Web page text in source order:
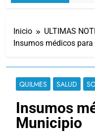
Inicio
ULTIMAS
Insumos médicos
QUILMES SALUD
Insumos
Municipio